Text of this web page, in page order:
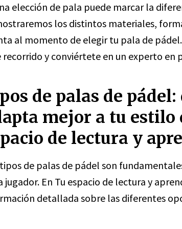
elección de pala puede marcar la
los distintos materiales,
al momento de elegir tu pala de
recorrido y conviértete en un experto en
de palas de pádel:
mejor a tu estilo
de lectura y
de palas de pádel son
jugador. En Tu espacio de lectura y
detallada sobre las diferentes